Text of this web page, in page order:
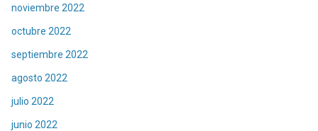
noviembre 2022
octubre 2022
septiembre 2022
agosto 2022
julio 2022
junio 2022